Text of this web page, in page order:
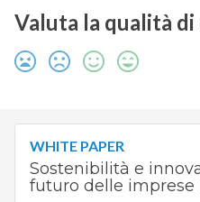
Valuta la qualità
WHITE PAPER
Sostenibilità e
futuro delle imprese